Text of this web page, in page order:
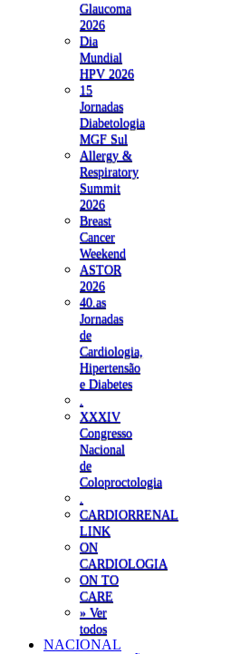
Glaucoma
2026
Dia
Mundial
HPV 2026
15
Jornadas
Diabetologia
MGF Sul
Allergy &
Respiratory
Summit
2026
Breast
Cancer
Weekend
ASTOR
2026
40.as
Jornadas
de
Cardiologia,
Hipertensão
e Diabetes
XXXIV
Congresso
Nacional
de
Coloproctologia
CARDIORRENAL
LINK
ON
CARDIOLOGIA
ON TO
CARE
» Ver
todos
NACIONAL